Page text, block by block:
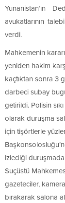
Yunanistan’ın
avukatlarının
verdi.
Mahkemenin
yeniden hakim
kaçtıktan sonra 3
darbeci subay
getirildi. Polisin
olarak duruşma
için tişörtlerle
izlediği duruşmada
Suçüstü
gazeteciler,
bırakarak salona